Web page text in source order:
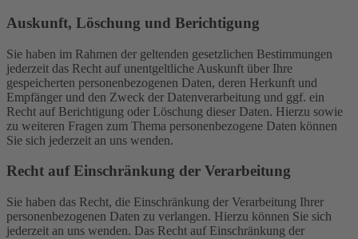
Auskunft, Löschung und Berichtigung
Sie haben im Rahmen der geltenden gesetzlichen Bestimmungen
jederzeit das Recht auf unentgeltliche Auskunft über Ihre
gespeicherten personenbezogenen Daten, deren Herkunft und
Empfänger und den Zweck der Datenverarbeitung und ggf. ein
Recht auf Berichtigung oder Löschung dieser Daten. Hierzu sowie
zu weiteren Fragen zum Thema personenbezogene Daten können
Sie sich jederzeit an uns wenden.
Recht auf Einschränkung der Verarbeitung
Sie haben das Recht, die Einschränkung der Verarbeitung Ihrer
personenbezogenen Daten zu verlangen. Hierzu können Sie sich
jederzeit an uns wenden. Das Recht auf Einschränkung der